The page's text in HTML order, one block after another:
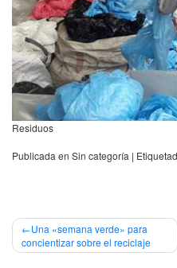
Residuos
Publicada en Sin categoría |
Navegación
de
Una «semana verde» para
concientizar sobre el reciclaje